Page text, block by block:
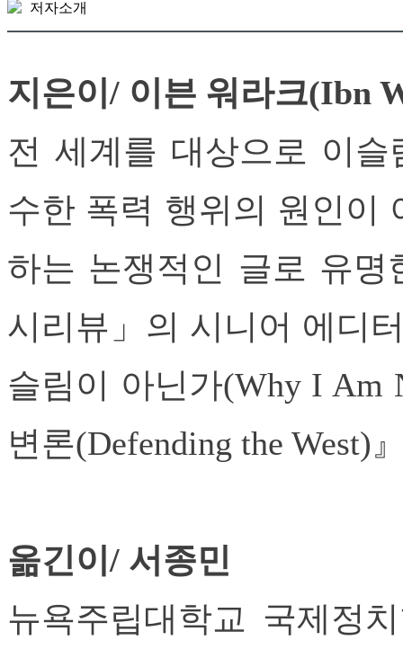
저자소개
지은이/ 이븐 워라크(Ibn
전 세계를 대상으로 이
수한 폭력 행위의 원인이
하는 논쟁적인 글로 유
시리뷰」의 시니어 에디
슬림이 아닌가(Why I Am
변론(Defending the West)
옮긴이/ 서종민
뉴욕주립대학교 국제정